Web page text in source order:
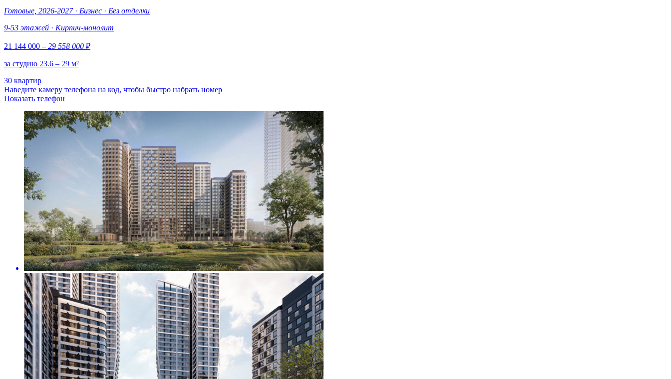
Готовые, 2026-2027 · Бизнес · Без отделки
9-53 этажей · Кирпич-монолит
21 144 000 – 29 558 000 ₽
за студию 23.6 – 29 м²
30 квартир
Наведите камеру телефона на код, чтобы быстро набрать номер
Показать телефон